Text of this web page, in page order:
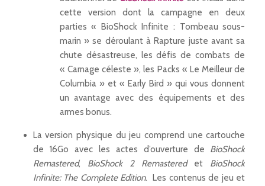
cette version dont la campagne en deux
parties « BioShock Infinite : Tombeau sous-
marin » se déroulant à Rapture juste avant sa
chute désastreuse, les défis de combats de
« Carnage céleste », les Packs « Le Meilleur de
Columbia » et « Early Bird » qui vous donnent
un avantage avec des équipements et des
armes bonus.
La version physique du jeu comprend une cartouche
de 16Go avec les actes d’ouverture de BioShock
Remastered, BioShock 2 Remasteredet BioShock
Infinite: The Complete Edition. Les contenus de jeu et